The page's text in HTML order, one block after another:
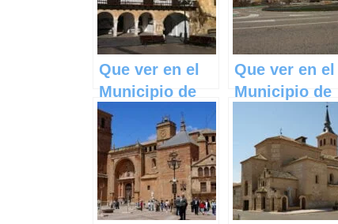
Que ver en el
Municipio de
Tarazona de la
Mancha en
Castilla La
Mancha
Que ver en el
Municipio de
Pozorrubielos
de la Mancha
en Castilla La
Mancha